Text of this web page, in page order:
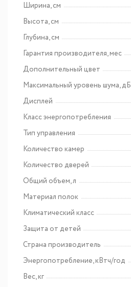
Ширина, см
Высота, см
Глубина, см
Гарантия производителя, мес
Дополнительный цвет
Максимальный уровень шума, дБ
Дисплей
Класс энергопотребления
Тип управления
Количество камер
Количество дверей
Общий объем, л
Материал полок
Климатический класс
Защита от детей
Страна производитель
Энергопотребление, кВтч/год
Вес, кг